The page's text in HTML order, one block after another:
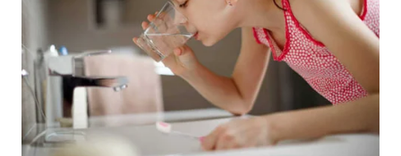
WN
TEBING
TINGGI